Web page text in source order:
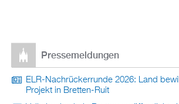
Pressemeldungen
ELR-Nachrückerrunde 2026: Land
Projekt in Bretten-Ruit